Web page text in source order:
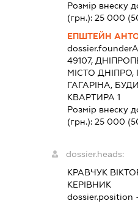
Розмір внеску
(грн.):25 000
ЕПШТЕЙН
49107,
МІСТО ДНІПРО,
ГАГАРІНА,
КВАРТИРА 1
Розмір внеску
(грн.):25 000
dossier.heads:
КРАВЧУК
КЕРІВНИК
dossier.position